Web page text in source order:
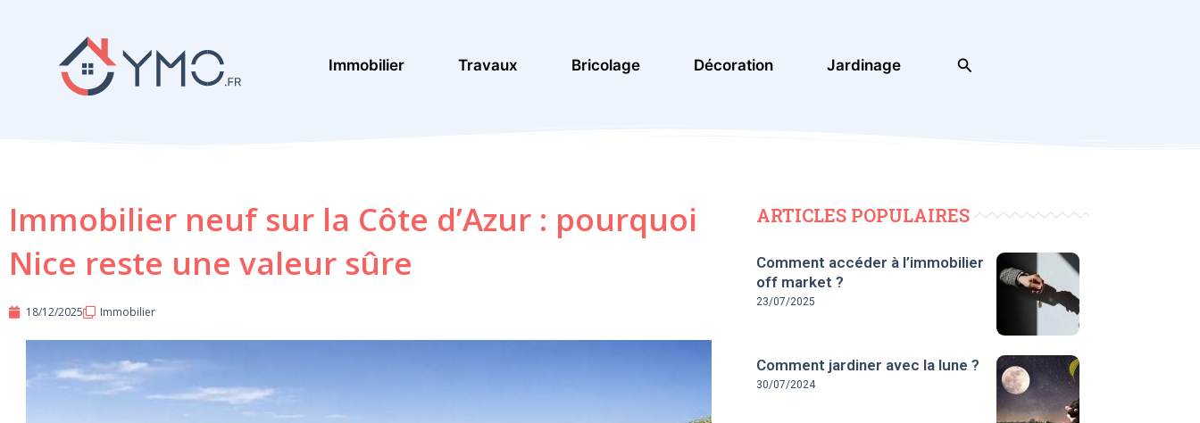
Immobilier Travaux Bricolage Décoration Jardinage Rechercher
Immobilier neuf sur la Côte d’Azur : pourquoi
Nice reste une valeur sûre
18/12/2025 Immobilier
ARTICLES POPULAIRES
Comment accéder à l’immobilier
off market ?
23/07/2025
Comment jardiner avec la lune ?
30/07/2024